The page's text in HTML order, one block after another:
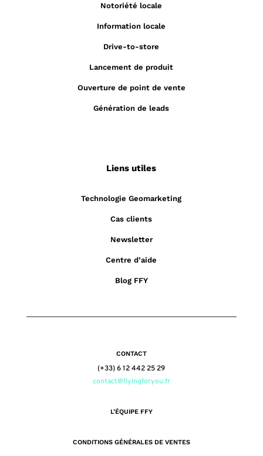
Notoriété locale
Information locale
Drive-to-store
Lancement de produit
Ouverture de point de vente
Génération de leads
Liens utiles
Technologie Geomarketing
Cas clients
Newsletter
Centre d’aide
Blog FFY
CONTACT
(+33) 6 12 442 25 29
contact@flyingforyou.fr
L’ÉQUIPE FFY
CONDITIONS GÉNÉRALES DE VENTES